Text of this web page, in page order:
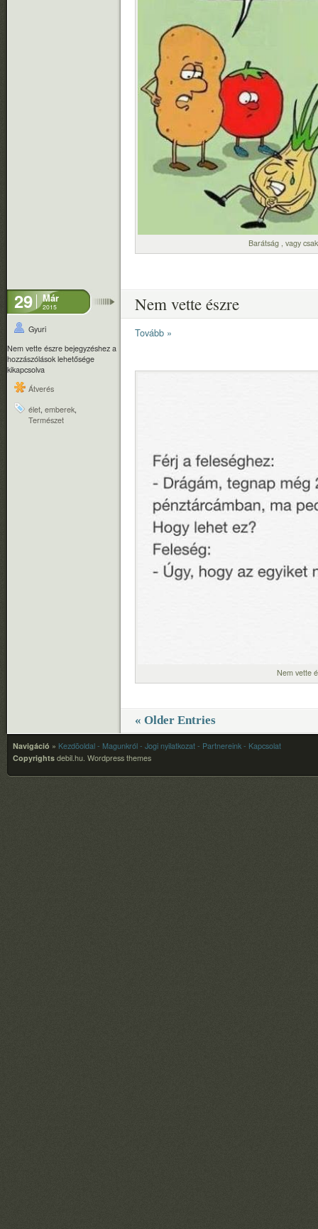
Barátság , vagy
29 Már
2015
Gyuri
Nem vette észre bejegyzéshez a
hozzászólások lehetősége
kikapcsolva
Átverés
élet emberek
Természet
Nem vette észre
Tovább »
Nem vette
« Older Entries
Navigáció » Kezdõoldal - Magunkról - Jogi nyilatkozat - Partnereink - Kapcsolat
Copyrights debil.hu. Wordpress themes